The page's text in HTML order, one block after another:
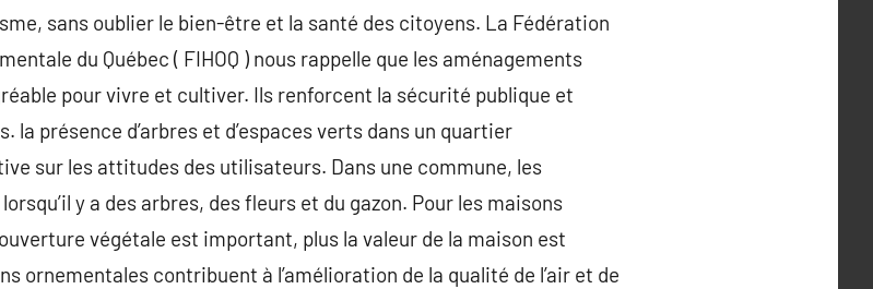
sans oublier le bien-être et la santé des citoyens. La Fédération
du Québec ( FIHOQ ) nous rappelle que les aménagements
pour vivre et cultiver. Ils renforcent la sécurité publique et
présence d’arbres et d’espaces verts dans un quartier
sur les attitudes des utilisateurs. Dans une commune, les
y a des arbres, des fleurs et du gazon. Pour les maisons
végétale est important, plus la valeur de la maison est
ornementales contribuent à l’amélioration de la qualité de l’air et de